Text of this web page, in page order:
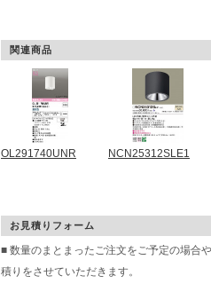
関連商品
OL291740UNR NCN25312SLE1
お見積りフォーム
■ 数量のまとまったご注文をご予定の場合
積りをさせていただきます。